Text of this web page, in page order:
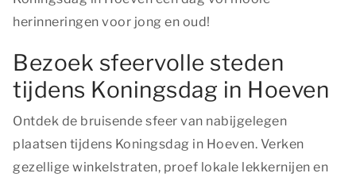
herinneringen voor jong en oud!
Bezoek sfeervolle steden
tijdens Koningsdag in Hoeven
Ontdek de bruisende sfeer van nabijgelegen
plaatsen tijdens Koningsdag in Hoeven. Verken
gezellige winkelstraten, proef lokale lekkernijen en